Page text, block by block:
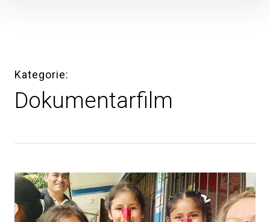
Kategorie
Dokumentarfilm